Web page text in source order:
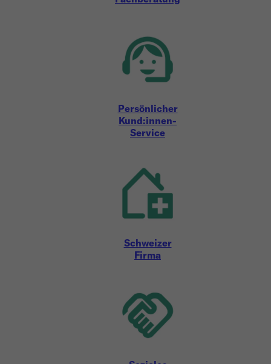
Persönlicher
Kund:innen-
Service
Schweizer
Firma